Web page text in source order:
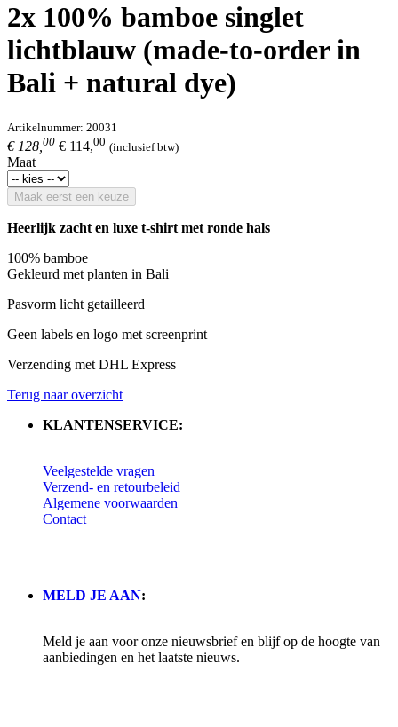
2x 100% bamboe singlet
lichtblauw (made-to-order in
Bali + natural dye)
Artikelnummer: 20031
€ 128, 00 € 114,00 (inclusief btw)
Maat
Maak eerst een keuze
Heerlijk zacht en luxe t-shirt met ronde hals
100% bamboe
Gekleurd met planten in Bali
Pasvorm licht getailleerd
Geen labels en logo met screenprint
Verzending met DHL Express
Terug naar overzicht
KLANTENSERVICE:
Veelgestelde vragen
Verzend- en retourbeleid
Algemene voorwaarden
Contact
MELD JE AAN:
Meld je aan voor onze nieuwsbrief en blijf op de hoogte van
aanbiedingen en het laatste nieuws.